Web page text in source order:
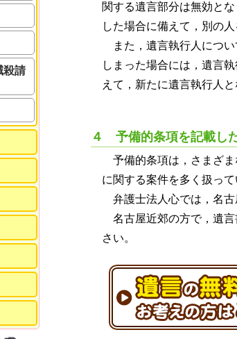
関する遺言部分は無効と
した場合に備えて，別の
また，遺言執行人につ
しまった場合には，遺言
えて，新たに遺言執行人
４ 予備的条項を記載し
予備的条項は，さまざ
に関する案件を多く扱っ
弁護士法人心では，名
名古屋近郊の方で，遺
さい。
殺請